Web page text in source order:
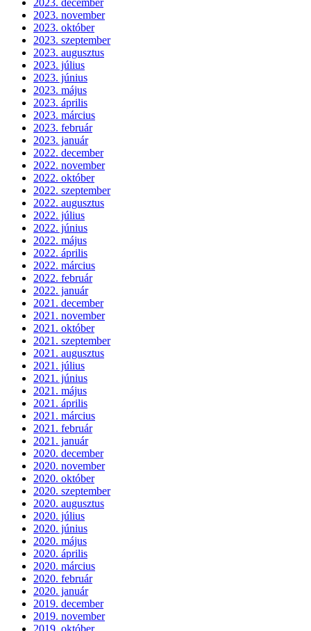
2023. november
2023. október
2023. szeptember
2023. augusztus
2023. július
2023. június
2023. május
2023. április
2023. március
2023. február
2023. január
2022. december
2022. november
2022. október
2022. szeptember
2022. augusztus
2022. július
2022. június
2022. május
2022. április
2022. március
2022. február
2022. január
2021. december
2021. november
2021. október
2021. szeptember
2021. augusztus
2021. július
2021. június
2021. május
2021. április
2021. március
2021. február
2021. január
2020. december
2020. november
2020. október
2020. szeptember
2020. augusztus
2020. július
2020. június
2020. május
2020. április
2020. március
2020. február
2020. január
2019. december
2019. november
2019. október